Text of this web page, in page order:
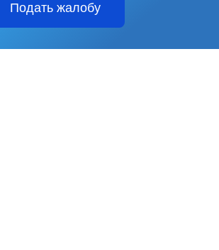
Подать жалобу